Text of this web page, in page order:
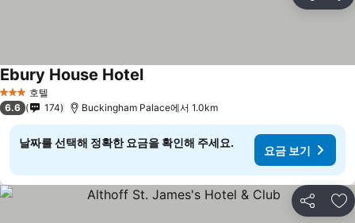
3 성급 호텔
Ebury House Hotel요금 보기
6.6 174 Buckingham Palace에서 1.0km
날짜를 선택해 정확한 요금을 확인해 주세요.
요금 보기
공유 즐